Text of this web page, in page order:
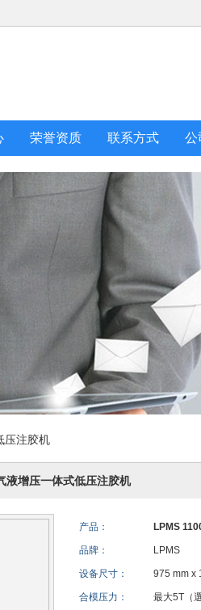
荣誉资质 联系方式 公
压注胶机
液增压一体式低压注胶机
产品： LPMS
品牌： LPMS
设备尺寸： 975 mm x
合模压力： 最大5T（